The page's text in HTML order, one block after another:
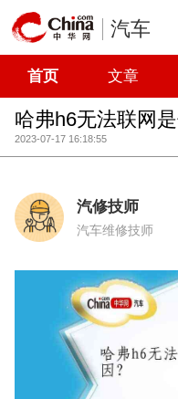
汽车
首页 文章
哈弗h6无法联网
2023-07-17 16:18:55
汽修技师
汽车维修技师